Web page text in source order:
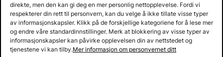
direkte, men den kan gi deg en mer personlig nettopplevelse. Fordi vi
respekterer din rett til personvern, kan du velge å ikke tillate visse typer
av informasjonskapsler. Klikk på de forskjellige kategoriene for å lese mer
og endre våre standardinnstillinger. Merk at blokkering av visse typer av
informasjonskapsler kan påvirke opplevelsen din av nettstedet og
tjenestene vi kan tilby.Mer informasjon om personvernet ditt